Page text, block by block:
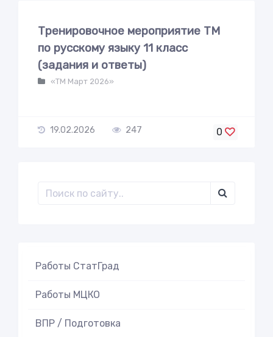
Тренировочное мероприятие ТМ
по русскому языку 11 класс
(задания и ответы)
«ТМ Март 2026»
19.02.2026 247 0
Работы СтатГрад
Работы МЦКО
ВПР / Подготовка